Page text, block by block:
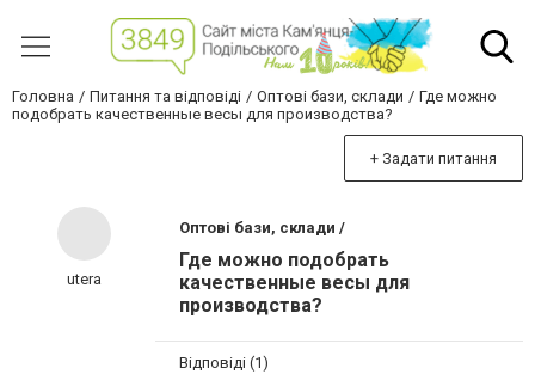
Головна Питання та відповіді Оптові бази, склади
Где можно
подобрать качественные весы для производства?
+ Задати питання
utera
Оптові бази, склади /
Где можно подобрать
качественные весы для
производства?
Відповіді (1)